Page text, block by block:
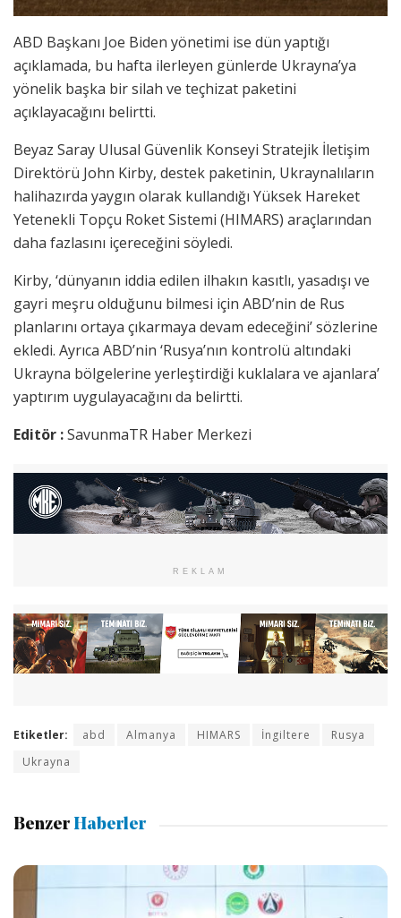
ABD Başkanı Joe Biden yönetimi ise dün yaptığı
açıklamada, bu hafta ilerleyen günlerde Ukrayna’ya
yönelik başka bir silah ve teçhizat paketini
açıklayacağını belirtti.
Beyaz Saray Ulusal Güvenlik Konseyi Stratejik İletişim
Direktörü John Kirby, destek paketinin, Ukraynalıların
halihazırda yaygın olarak kullandığı Yüksek Hareket
Yetenekli Topçu Roket Sistemi (HIMARS) araçlarından
daha fazlasını içereceğini söyledi.
Kirby, ‘dünyanın iddia edilen ilhakın kasıtlı, yasadışı ve
gayri meşru olduğunu bilmesi için ABD’nin de Rus
planlarını ortaya çıkarmaya devam edeceğini’ sözlerine
ekledi. Ayrıca ABD’nin ‘Rusya’nın kontrolü altındaki
Ukrayna bölgelerine yerleştirdiği kuklalara ve ajanlara’
yaptırım uygulayacağını da belirtti.
Editör :SavunmaTR Haber Merkezi
REKLAM
Etiketler: abd Almanya HIMARS İngiltere
Rusya
Ukrayna
Benzer Haberler